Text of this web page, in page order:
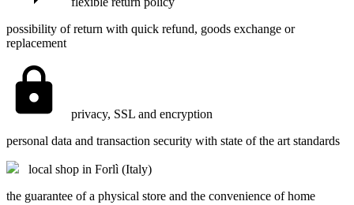
possibility of return with quick refund, goods exchange or
replacement
privacy, SSL and encryption
personal data and transaction security with state of the art standards
local shop in Forlì (Italy)
the guarantee of a physical store and the convenience of home